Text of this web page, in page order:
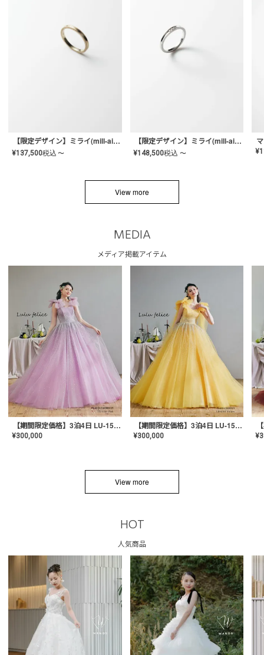
【限定デザイン】ミライ(mill-ai)リング
¥137,500税込 〜
【限定デザイン】ミライ(mill-ai)リング
¥148,500税込 〜 ¥
View more
MEDIA
メディア掲載アイテム
【期間限定価格】3泊4日 LU-1501(Pink)
¥300,000
【期間限定価格】3泊4日 LU-1501(Yellow)
¥300,000 ¥
View more
HOT
人気商品